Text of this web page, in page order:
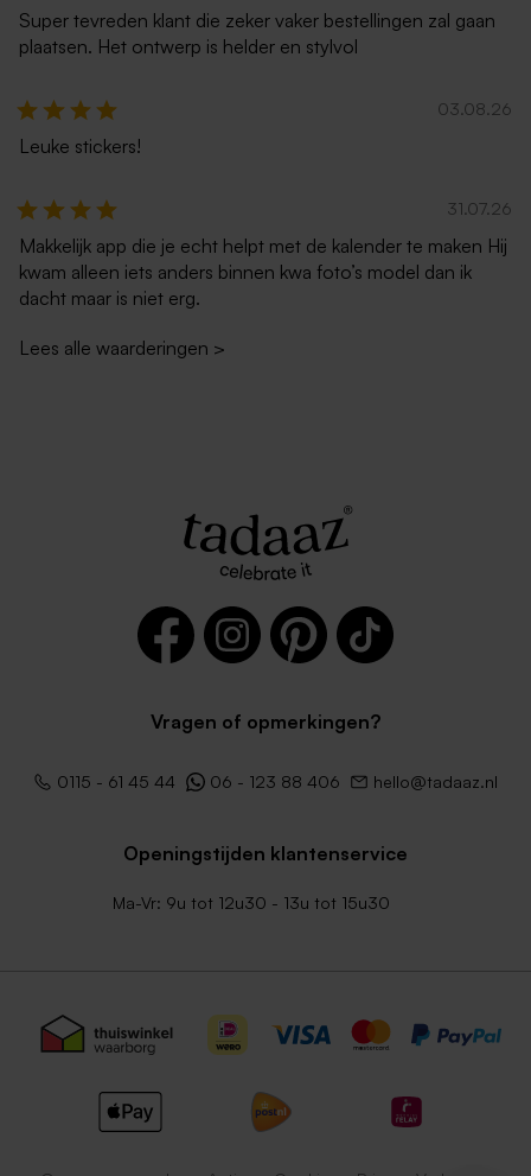
Super tevreden klant die zeker vaker bestellingen zal gaan
plaatsen. Het ontwerp is helder en stylvol
03.08.26
Leuke stickers!
31.07.26
Makkelijk app die je echt helpt met de kalender te maken Hij
kwam alleen iets anders binnen kwa foto’s model dan ik
dacht maar is niet erg.
Lees alle waarderingen >
Vragen of opmerkingen?
0115 - 61 45 44 06 - 123 88 406 hello@tadaaz.nl
Openingstijden klantenservice
Ma-Vr: 9u tot 12u30 - 13u tot 15u30